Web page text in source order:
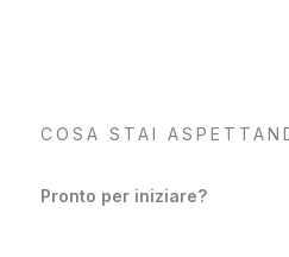
COSA STAI
Pronto per iniziare?